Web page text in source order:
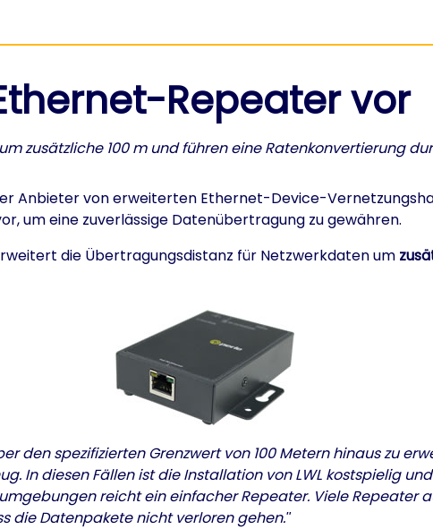
Repeater vor
zusätzliche 100 m und führen eine Ratenkonvertierung
Anbieter von erweiterten Ethernet-Device-
um eine zuverlässige Datenübertragung zu gewähren.
die Übertragungsdistanz für Netzwerkdaten um
den spezifizierten Grenzwert von 100 Metern hinaus zu
In diesen Fällen ist die Installation von LWL kostspielig
reicht ein einfacher Repeater. Viele Repeater
die Datenpakete nicht verloren gehen.